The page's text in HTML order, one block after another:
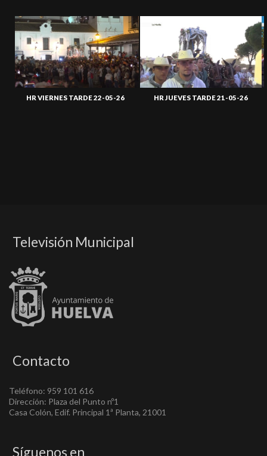
HR VIERNES TARDE 22-05-26 HR JUEVES TARDE 21-05-26
Televisión Municipal
Contacto
Teléfono: 959 101 616
Dirección: Plaza del Punto nº1
Casa Colón, Edif. Principal 1ª Planta, 21001
Síguenos en